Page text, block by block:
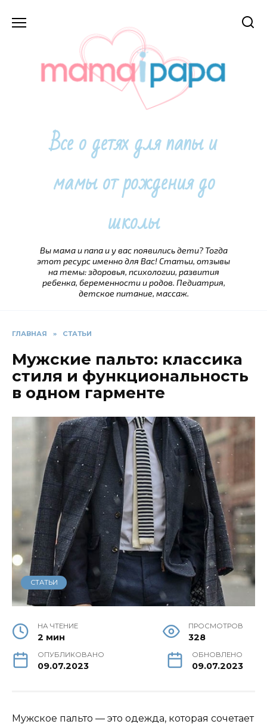
Все о детях для папы и
мамы от рождения до
школы
Вы мама и папа и у вас появились дети? Тогда
этот ресурс именно для Вас! Статьи, отзывы
на темы: здоровья, психологии, развития
ребенка, беременности и родов. Педиатрия,
детское питание, массаж.
ГЛАВНАЯ » СТАТЬИ
Мужские пальто: классика
стиля и функциональность
в одном гарменте
СТАТЬИ
НА ЧТЕНИЕ
2 мин
ПРОСМОТРОВ
328
ОПУБЛИКОВАНО
09.07.2023
ОБНОВЛЕНО
09.07.2023
Мужское пальто — это одежда, которая сочетает